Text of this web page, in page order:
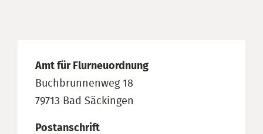
Amt für Flurneuordnung
Buchbrunnenweg 18
79713 Bad Säckingen
Postanschrift